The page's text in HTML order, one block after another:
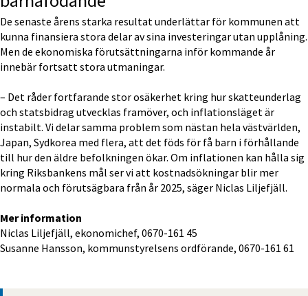
De senaste årens starka resultat underlättar för kommunen att
kunna finansiera stora delar av sina investeringar utan upplåning.
Men de ekonomiska förutsättningarna inför kommande år
innebär fortsatt stora utmaningar.
– Det råder fortfarande stor osäkerhet kring hur skatteunderlag
och statsbidrag utvecklas framöver, och inflationsläget är
instabilt. Vi delar samma problem som nästan hela västvärlden,
Japan, Sydkorea med flera, att det föds för få barn i förhållande
till hur den äldre befolkningen ökar. Om inflationen kan hålla sig
kring Riksbankens mål ser vi att kostnadsökningar blir mer
normala och förutsägbara från år 2025, säger Niclas Liljefjäll.
Mer information
Niclas Liljefjäll, ekonomichef, 0670-161 45
Susanne Hansson, kommunstyrelsens ordförande, 0670-161 61